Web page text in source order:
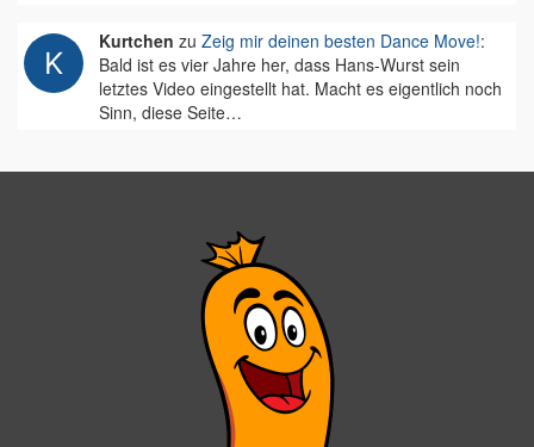
Kurtchen zu Zeig mir deinen besten Dance Move!:
Bald ist es vier Jahre her, dass Hans-Wurst sein
letztes Video eingestellt hat. Macht es eigentlich noch
Sinn, diese Seite…